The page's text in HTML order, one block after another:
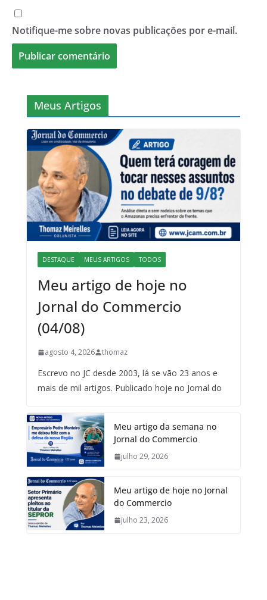
Notifique-me sobre novas publicações por e-mail.
Meus Artigos
DESTAQUE MEUS ARTIGOS TODOS
Meu artigo de hoje no
Jornal do Commercio
(04/08)
agosto 4, 2026 thomaz
Escrevo no JC desde 2003, lá se vão 23 anos e
mais de mil artigos. Publicado hoje no Jornal do
Meu artigo da semana no
Jornal do Commercio
julho 29, 2026
Meu artigo de hoje no Jornal
do Commercio
julho 23, 2026